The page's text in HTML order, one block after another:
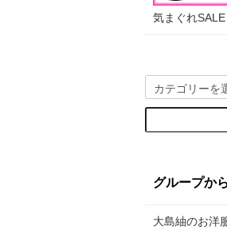
気まぐれSALE
グループか
大島紬のお洋